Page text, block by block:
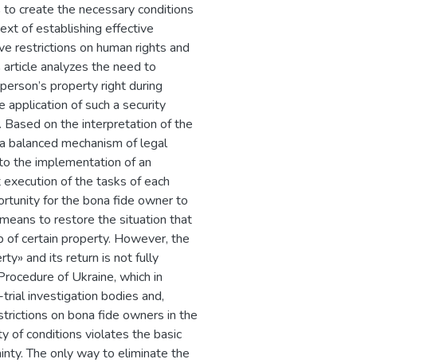
create the necessary conditions
of establishing effective
restrictions on human rights and
analyzes the need to
property right during
application of such a security
on the interpretation of the
balanced mechanism of legal
the implementation of an
of the tasks of each
for the bona fide owner to
to restore the situation that
certain property. However, the
and its return is not fully
of Ukraine, which in
investigation bodies and,
on bona fide owners in the
of conditions violates the basic
The only way to eliminate the